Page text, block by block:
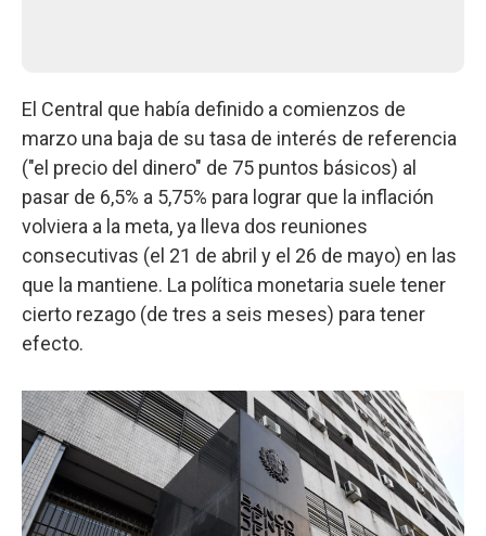
El Central que había definido a comienzos de
marzo una baja de su tasa de interés de referencia
("el precio del dinero" de 75 puntos básicos) al
pasar de 6,5% a 5,75% para lograr que la inflación
volviera a la meta, ya lleva dos reuniones
consecutivas (el 21 de abril y el 26 de mayo) en las
que la mantiene. La política monetaria suele tener
cierto rezago (de tres a seis meses) para tener
efecto.